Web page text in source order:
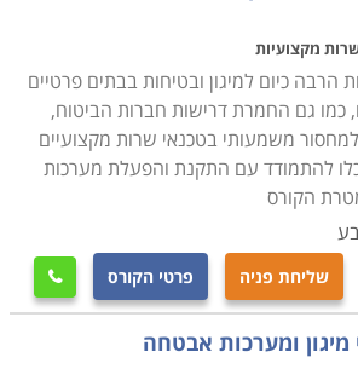
שהם מסיימים את כל מטלות הקורס,
הוא להתחיל לעבוד מיד עם
את כל מה שנלמד ולקבל ניסיון
נלמד במסגרת תכנית לימודים גמישה,
כי מדובר במוסד לימודים אמין
המתקבלת בסיום הקורס הינה מוכרת
בתחום, שכן מדובר בהשקעה של זמן
מקצועיות
הרבה כיום למיגון ובטיחות בבתים פרטיים
כמו גם החמרת דרישות חברות הביטוח,
משמעותי בטכנאי שרות מקצועיים
להתמודד עם התקנת והפעלת מערכות
הקורס
שליחת פניה פרטי הקורס 
מיגון ומערכות אבטחה